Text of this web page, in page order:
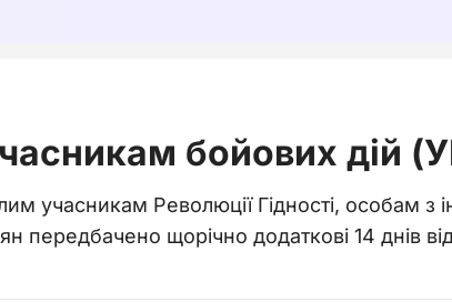
бойових дій
учасникам Революції Гідності, особам з
передбачено щорічно додаткові 14 днів